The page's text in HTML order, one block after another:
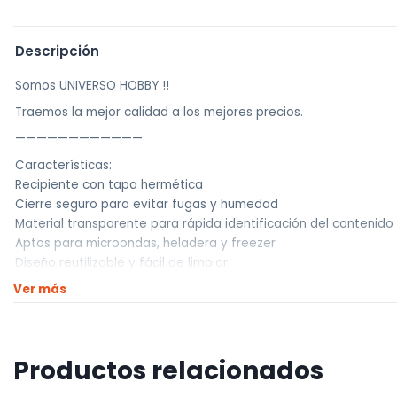
Descripción
Somos UNIVERSO HOBBY !!
Traemos la mejor calidad a los mejores precios.
————————————
Características:
Recipiente con tapa hermética
Cierre seguro para evitar fugas y humedad
Material transparente para rápida identificación del contenido
Aptos para microondas, heladera y freezer
Diseño reutilizable y fácil de limpiar
Este Recipiente con tapa hermética es la mejor solución
contenido de la humedad y el aire, asegurando la máxima
fáciles de limpiar, ideales para el día a día.
Perfecto para almacenar comidas, frutas, verduras, cereales
Ver más
Productos relacionados